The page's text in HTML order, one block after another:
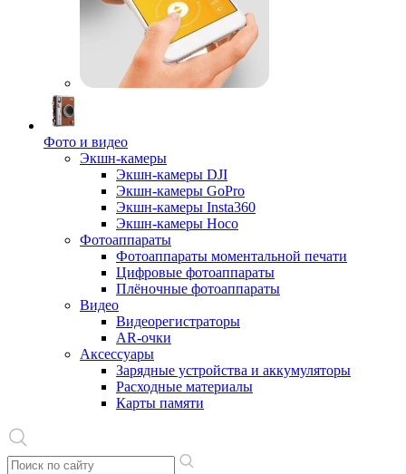
Фото и видео
Экшн-камеры
Экшн-камеры DJI
Экшн-камеры GoPro
Экшн-камеры Insta360
Экшн-камеры Hoco
Фотоаппараты
Фотоаппараты моментальной печати
Цифровые фотоаппараты
Плёночные фотоаппараты
Видео
Видеорегистраторы
AR-очки
Аксессуары
Зарядные устройства и аккумуляторы
Расходные материалы
Карты памяти